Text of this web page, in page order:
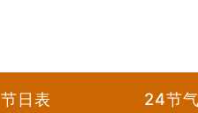
节日表 24节气